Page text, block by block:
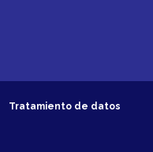
Tratamiento de datos